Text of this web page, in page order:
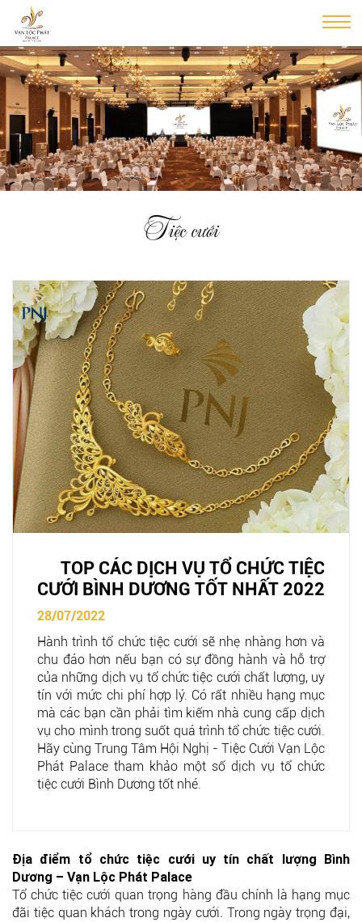
Tiệc cưới
TOP CÁC DỊCH VỤ TỔ CHỨC TIỆC
CƯỚI BÌNH DƯƠNG TỐT NHẤT 2022
28/07/2022
Hành trình tổ chức tiệc cưới sẽ nhẹ nhàng hơn và
chu đáo hơn nếu bạn có sự đồng hành và hỗ trợ
của những dịch vụ tổ chức tiệc cưới chất lượng, uy
tín với mức chi phí hợp lý. Có rất nhiều hạng mục
mà các bạn cần phải tìm kiếm nhà cung cấp dịch
vụ cho mình trong suốt quá trình tổ chức tiệc cưới.
Hãy cùng Trung Tâm Hội Nghị - Tiệc Cưới Vạn Lộc
Phát Palace tham khảo một số dịch vụ tổ chức
tiệc cưới Bình Dương tốt nhé.
Địa điểm tổ chức tiệc cưới uy tín chất lượng Bình
Dương – Vạn Lộc Phát Palace
Tổ chức tiệc cưới quan trọng hàng đầu chính là hạng mục
đãi tiệc quan khách trong ngày cưới. Trong ngày trọng đại,